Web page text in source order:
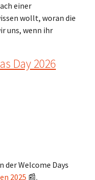
einer
wollt, woran die
uns, wenn ihr
Day 2026
Welcome Days
2025 📰.